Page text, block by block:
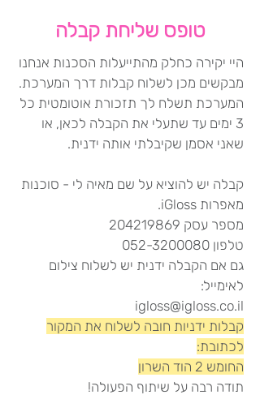
טופס שליחת קבלה
היי יקירה כחלק מהתייעלות הסכנות אנחנו
מבקשים מכן לשלוח קבלות דרך המערכת.
המערכת תשלח לך תזכורת אוטומטית כל
3 ימים עד שתעלי את הקבלה לכאן, או
שאני אסמן שקיבלתי אותה ידנית.
קבלה יש להוציא על שם מאיה לי - סוכנות
מאפרות iGloss.
מספר עסק 204219869
טלפון 052-3200080
גם אם הקבלה ידנית יש לשלוח צילום
לאימייל:
igloss@igloss.co.il
קבלות ידניות חובה לשלוח את המקור
לכתובת:
החומש 2 הוד השרון
תודה רבה על שיתוף הפעולה!